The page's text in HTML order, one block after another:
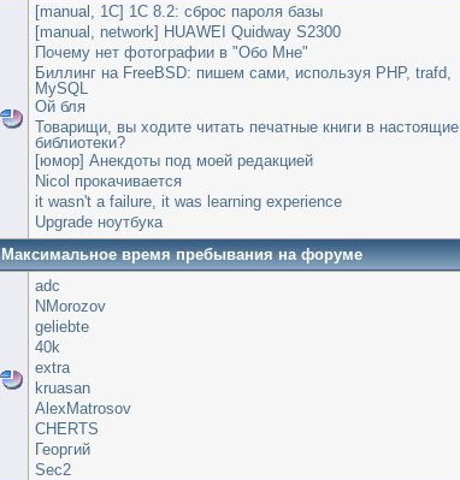
[manual, 1С] 1С 8.2: сброс пароля базы
[manual, network] HUAWEI Quidway S2300
Почему нет фотографии в "Обо Мне"
Биллинг на FreeBSD: пишем сами, используя PHP, trafd,
MySQL
Ой бля
Товарищи, вы ходите читать печатные книги в настоящие
библиотеки?
[юмор] Анекдоты под моей редакцией
Nicol прокачивается
it wasn't a failure, it was learning experience
Upgrade ноутбука
Максимальное время пребывания на форуме
adc
NMorozov
geliebte
40k
extra
kruasan
AlexMatrosov
CHERTS
Георгий
Sec2